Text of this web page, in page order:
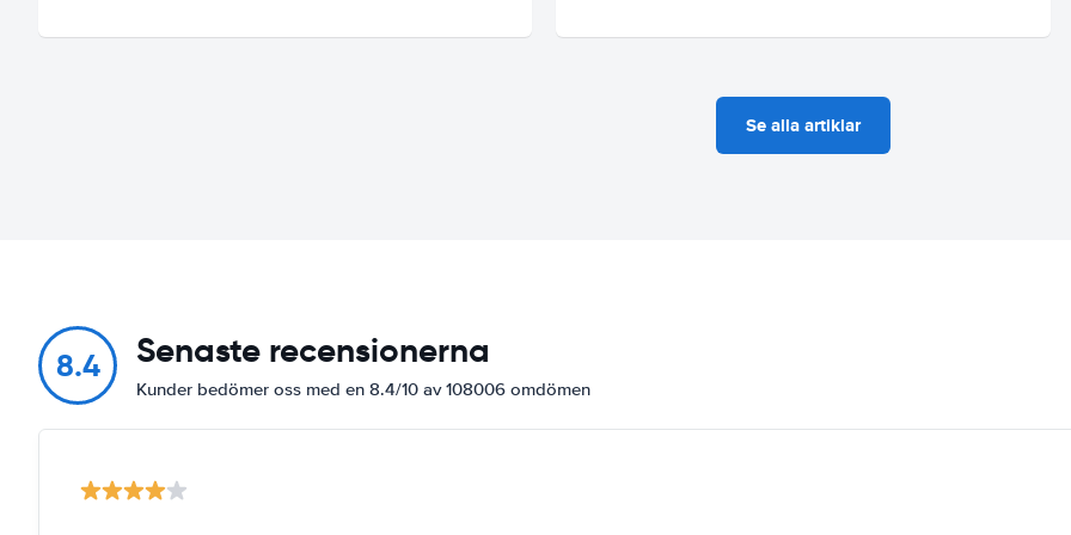
Se alla artiklar
8.4 Senaste recensionerna
Kunder bedömer oss med en 8.4/10 av 108006 omdömen